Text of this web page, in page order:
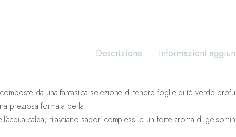
Descrizione Informazioni
da una fantastica selezione di tenere foglie di tè verde
preziosa forma a perla.
calda, rilasciano sapori complessi e un forte aroma di